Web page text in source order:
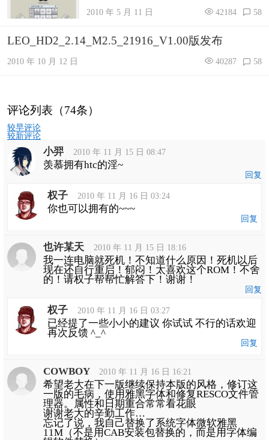
2010 年 5 月 11 日 42184 58
LEO_HD2_2.14_M2.5_21916_V1.00版发布
2010 年 10 月 12 日 40287 58
评论列表（74条）
评
论
航
较早评论
较新评论
小羿 2010 年 11 月 15 日 08:47
羡慕拥有htc的淫~
回复
权子 2010 年 11 月 16 日 03:24
你也可以拥有的~~~
回复
也许某天 2010 年 11 月 15 日 18:16
我一连电脑就死机！不知道什么原因！死机以后
现在还自行重启！郁闷！太喜欢这个ROM！不舍
的！请权子帮帮忙解答下！谢谢！
回复
权子 2010 年 11 月 16 日 03:27
已经提了一些小小的建议 你试试 不行的话欢迎
再次反馈 ^_^
回复
COWBOY 2010 年 11 月 16 日 16:21
希望老大在下一版继续保持本版的风格，修订这
一版的毛病，使用雅黑字体和修复RESCO文件管
理器。属性和日期重合常常看花眼
谢谢老大的辛勤工作…
忘记了说，我自己替换了系统字体微软雅黑
11M（不是用CAB安装包替换的，而是用字体编